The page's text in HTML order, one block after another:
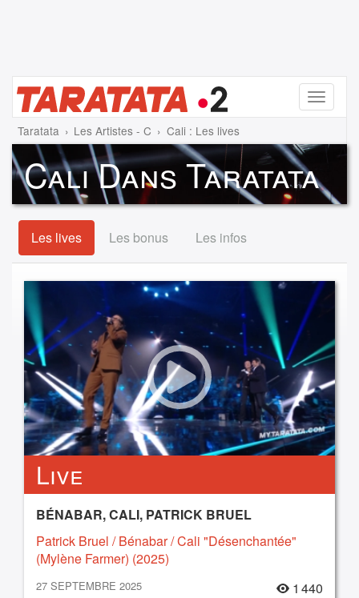
Menu
Taratata Les Artistes - C Cali : Les lives
Cali Dans Taratata
Les lives Les bonus Les infos
Live
BÉNABAR, CALI, PATRICK BRUEL
Patrick Bruel / Bénabar / Cali "Désenchantée"
(Mylène Farmer) (2025)
27 SEPTEMBRE 2025 1 440